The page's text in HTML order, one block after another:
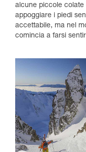
alcune piccole colate
appoggiare i piedi
accettabile, ma nel
comincia a farsi